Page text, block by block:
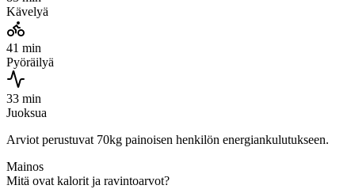
Kävelyä
41 min
Pyöräilyä
33 min
Juoksua
Arviot perustuvat 70kg painoisen henkilön energiankulutukseen.
Mainos
Mitä ovat kalorit ja ravintoarvot?